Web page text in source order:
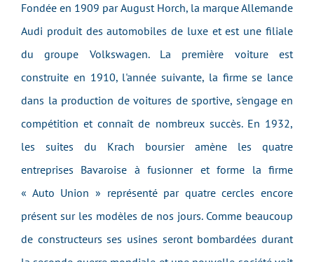
Fondée en 1909 par August Horch, la marque Allemande
Audi produit des automobiles de luxe et est une filiale
du groupe Volkswagen. La première voiture est
construite en 1910, l'année suivante, la firme se lance
dans la production de voitures de sportive, s'engage en
compétition et connaît de nombreux succès. En 1932,
les suites du Krach boursier amène les quatre
entreprises Bavaroise à fusionner et forme la firme
« Auto Union » représenté par quatre cercles encore
présent sur les modèles de nos jours. Comme beaucoup
de constructeurs ses usines seront bombardées durant